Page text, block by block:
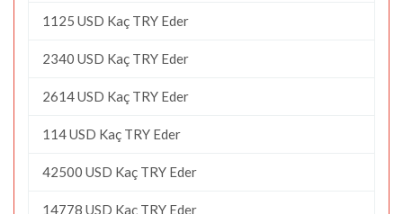
1125 USD Kaç TRY Eder
2340 USD Kaç TRY Eder
2614 USD Kaç TRY Eder
114 USD Kaç TRY Eder
42500 USD Kaç TRY Eder
14778 USD Kaç TRY Eder